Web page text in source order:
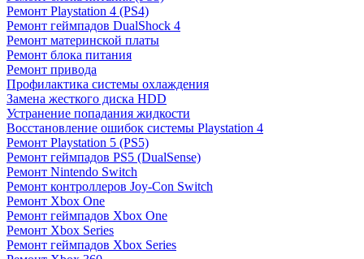
Ремонт Playstation 4 (PS4)
Ремонт геймпадов DualShock 4
Ремонт материнской платы
Ремонт блока питания
Ремонт привода
Профилактика системы охлаждения
Замена жесткого диска HDD
Устранение попадания жидкости
Восстановление ошибок системы Playstation 4
Ремонт Playstation 5 (PS5)
Ремонт геймпадов PS5 (DualSense)
Ремонт Nintendo Switch
Ремонт контроллеров Joy-Con Switch
Ремонт Xbox One
Ремонт геймпадов Xbox One
Ремонт Xbox Series
Ремонт геймпадов Xbox Series